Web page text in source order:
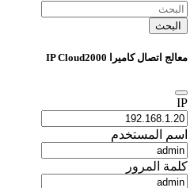
البحث
معالج اتصال كاميرا IP Cloud2000
IP
اسم المستخدم
كلمة المرور